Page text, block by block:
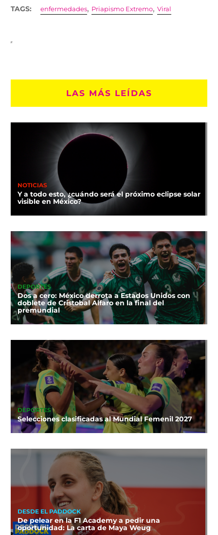
TAGS: enfermedades, Priapismo Extremo,Viral
LAS MÁS LEÍDAS
NOTICIAS
Y a todo esto, ¿cuándo será el próximo eclipse solar
visible en México?
DEPORTES
Dos a cero: México derrota a Estados Unidos con
doblete de Cristobal Alfaro en la final del
premundial
DEPORTES
Selecciones clasificadas al Mundial Femenil 2027
DESDE EL PADDOCK
De pelear en la F1 Academy a pedir una
oportunidad: La carta de Maya Weug